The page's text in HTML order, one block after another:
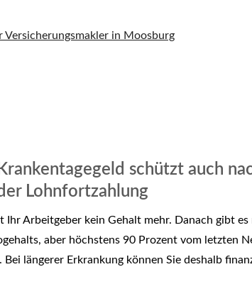
Krankentagegeld schützt auch
Lohnfortzahlung
Ihr Arbeitgeber kein Gehalt mehr. Danach gibt es
aber höchstens 90 Prozent vom letzten
längerer Erkrankung können Sie deshalb